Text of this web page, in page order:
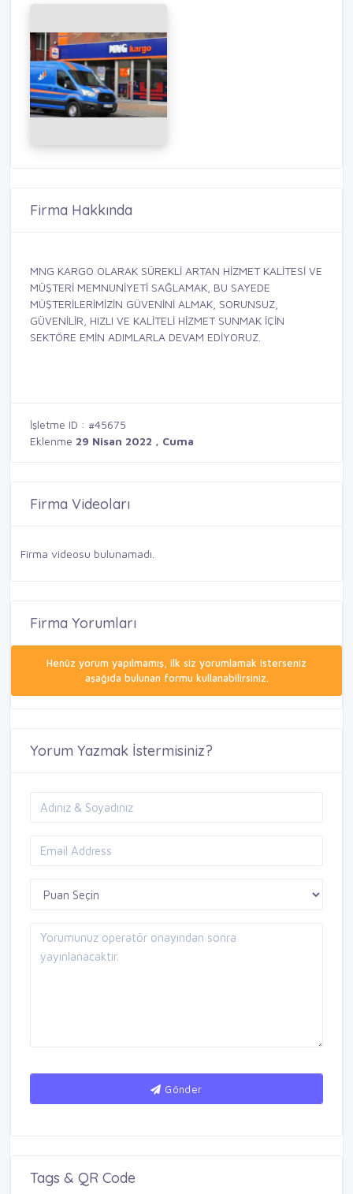
Firma Hakkında
MNG KARGO OLARAK SÜREKLİ ARTAN HİZMET KALİTESİ VE
MÜŞTERİ MEMNUNİYETİ SAĞLAMAK, BU SAYEDE
MÜŞTERİLERİMİZİN GÜVENİNİ ALMAK, SORUNSUZ,
GÜVENİLİR, HIZLI VE KALİTELİ HİZMET SUNMAK İÇİN
SEKTÖRE EMİN ADIMLARLA DEVAM EDİYORUZ.
İşletme ID : #45675
Eklenme 29 Nisan 2022 , Cuma
Firma Videoları
Firma videosu bulunamadı.
Firma Yorumları
Henüz yorum yapılmamış, ilk siz yorumlamak isterseniz
aşağıda bulunan formu kullanabilirsiniz.
Yorum Yazmak İstermisiniz?
Gönder
Tags & QR Code